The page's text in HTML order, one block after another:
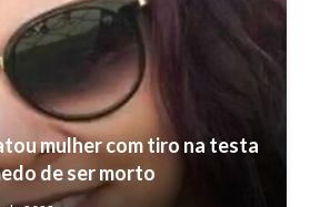
mulher com tiro na testa
de ser morto